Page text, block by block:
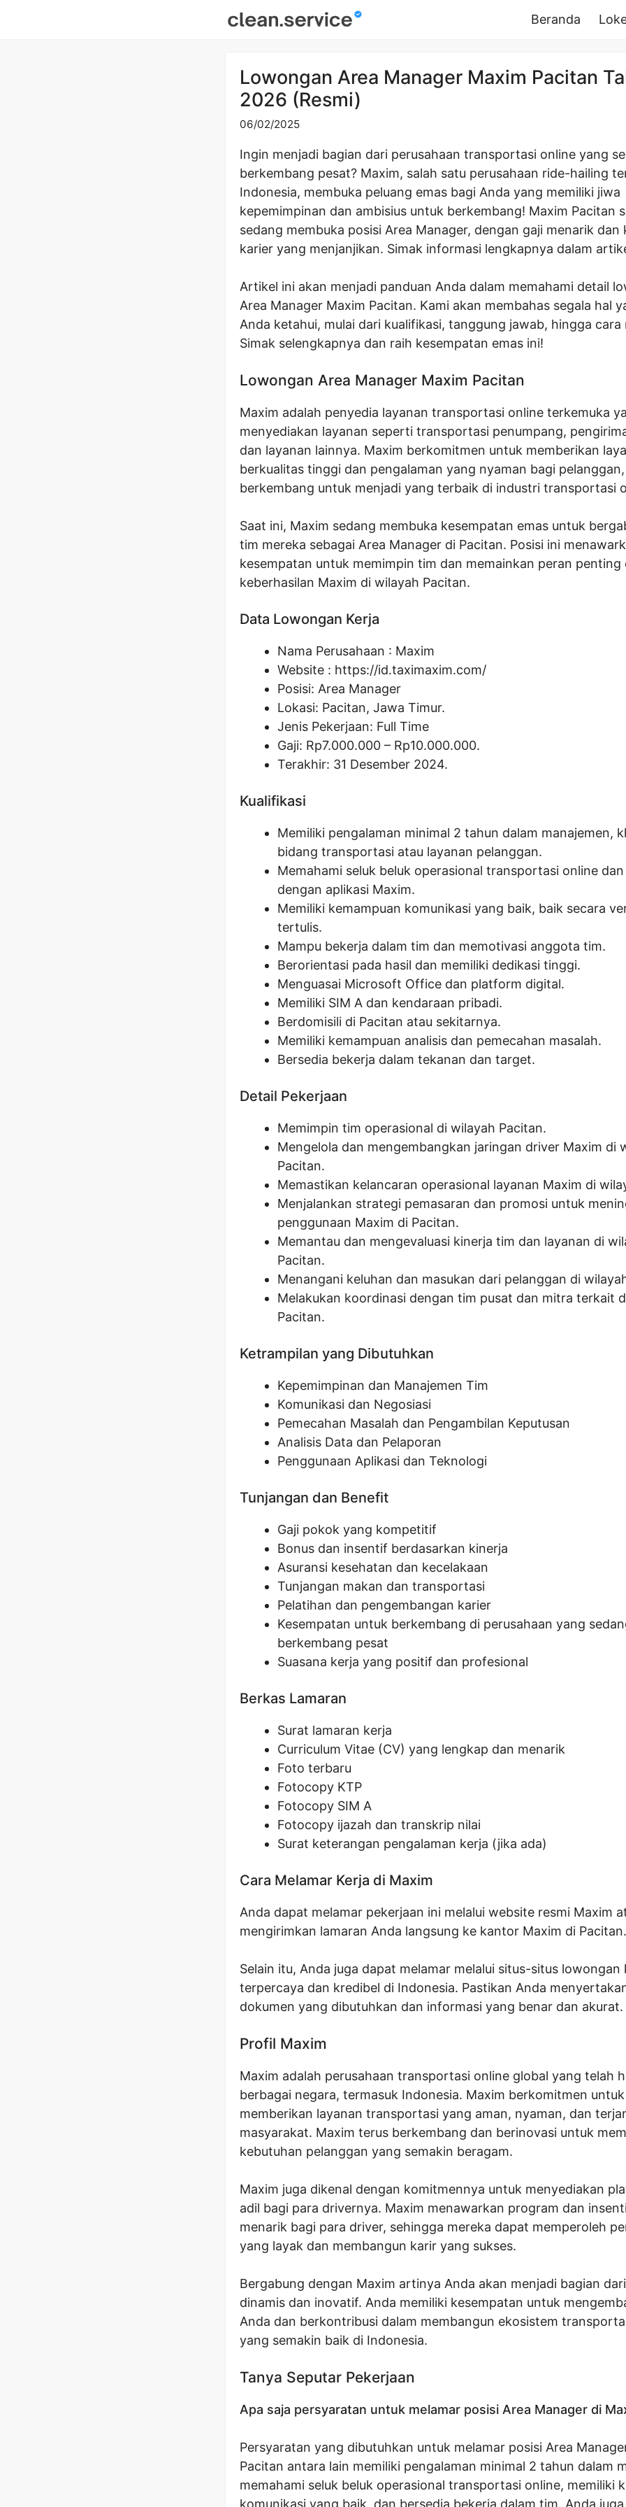
Beranda
Lowongan Area Manager Maxim Pacitan
2026 (Resmi)
06/02/2025
Ingin menjadi bagian dari perusahaan transportasi online yang
berkembang pesat? Maxim, salah satu perusahaan ride-hailing
Indonesia, membuka peluang emas bagi Anda yang memiliki jiwa
kepemimpinan dan ambisius untuk berkembang! Maxim Pacitan
sedang membuka posisi Area Manager, dengan gaji menarik dan
karier yang menjanjikan. Simak informasi lengkapnya dalam
Artikel ini akan menjadi panduan Anda dalam memahami detail
Area Manager Maxim Pacitan. Kami akan membahas segala hal
Anda ketahui, mulai dari kualifikasi, tanggung jawab, hingga cara
Simak selengkapnya dan raih kesempatan emas ini!
Lowongan Area Manager Maxim Pacitan
Maxim adalah penyedia layanan transportasi online terkemuka
menyediakan layanan seperti transportasi penumpang,
dan layanan lainnya. Maxim berkomitmen untuk memberikan
berkualitas tinggi dan pengalaman yang nyaman bagi
berkembang untuk menjadi yang terbaik di industri transportasi
Saat ini, Maxim sedang membuka kesempatan emas untuk
tim mereka sebagai Area Manager di Pacitan. Posisi ini
kesempatan untuk memimpin tim dan memainkan peran penting
keberhasilan Maxim di wilayah Pacitan.
Data Lowongan Kerja
Nama Perusahaan : Maxim
Website : https://id.taximaxim.com/
Posisi: Area Manager
Lokasi: Pacitan, Jawa Timur.
Jenis Pekerjaan: Full Time
Gaji: Rp7.000.000 – Rp10.000.000.
Terakhir: 31 Desember 2024.
Kualifikasi
Memiliki pengalaman minimal 2 tahun dalam manajemen,
bidang transportasi atau layanan pelanggan.
Memahami seluk beluk operasional transportasi online
dengan aplikasi Maxim.
Memiliki kemampuan komunikasi yang baik, baik secara
tertulis.
Mampu bekerja dalam tim dan memotivasi anggota tim.
Berorientasi pada hasil dan memiliki dedikasi tinggi.
Menguasai Microsoft Office dan platform digital.
Memiliki SIM A dan kendaraan pribadi.
Berdomisili di Pacitan atau sekitarnya.
Memiliki kemampuan analisis dan pemecahan masalah.
Bersedia bekerja dalam tekanan dan target.
Detail Pekerjaan
Memimpin tim operasional di wilayah Pacitan.
Mengelola dan mengembangkan jaringan driver Maxim di
Pacitan.
Memastikan kelancaran operasional layanan Maxim di
Menjalankan strategi pemasaran dan promosi untuk
penggunaan Maxim di Pacitan.
Memantau dan mengevaluasi kinerja tim dan layanan di
Pacitan.
Menangani keluhan dan masukan dari pelanggan di
Melakukan koordinasi dengan tim pusat dan mitra terkait
Pacitan.
Ketrampilan yang Dibutuhkan
Kepemimpinan dan Manajemen Tim
Komunikasi dan Negosiasi
Pemecahan Masalah dan Pengambilan Keputusan
Analisis Data dan Pelaporan
Penggunaan Aplikasi dan Teknologi
Tunjangan dan Benefit
Gaji pokok yang kompetitif
Bonus dan insentif berdasarkan kinerja
Asuransi kesehatan dan kecelakaan
Tunjangan makan dan transportasi
Pelatihan dan pengembangan karier
Kesempatan untuk berkembang di perusahaan yang
berkembang pesat
Suasana kerja yang positif dan profesional
Berkas Lamaran
Surat lamaran kerja
Curriculum Vitae (CV) yang lengkap dan menarik
Foto terbaru
Fotocopy KTP
Fotocopy SIM A
Fotocopy ijazah dan transkrip nilai
Surat keterangan pengalaman kerja (jika ada)
Cara Melamar Kerja di Maxim
Anda dapat melamar pekerjaan ini melalui website resmi Maxim
mengirimkan lamaran Anda langsung ke kantor Maxim di Pacitan.
Selain itu, Anda juga dapat melamar melalui situs-situs lowongan
terpercaya dan kredibel di Indonesia. Pastikan Anda
dokumen yang dibutuhkan dan informasi yang benar dan akurat.
Profil Maxim
Maxim adalah perusahaan transportasi online global yang telah
berbagai negara, termasuk Indonesia. Maxim berkomitmen untuk
memberikan layanan transportasi yang aman, nyaman, dan
masyarakat. Maxim terus berkembang dan berinovasi untuk
kebutuhan pelanggan yang semakin beragam.
Maxim juga dikenal dengan komitmennya untuk menyediakan
adil bagi para drivernya. Maxim menawarkan program dan
menarik bagi para driver, sehingga mereka dapat memperoleh
yang layak dan membangun karir yang sukses.
Bergabung dengan Maxim artinya Anda akan menjadi bagian
dinamis dan inovatif. Anda memiliki kesempatan untuk
Anda dan berkontribusi dalam membangun ekosistem
yang semakin baik di Indonesia.
Tanya Seputar Pekerjaan
Apa saja persyaratan untuk melamar posisi Area Manager di
Persyaratan yang dibutuhkan untuk melamar posisi Area
Pacitan antara lain memiliki pengalaman minimal 2 tahun dalam
memahami seluk beluk operasional transportasi online, memiliki
komunikasi yang baik, dan bersedia bekerja dalam tim. Anda